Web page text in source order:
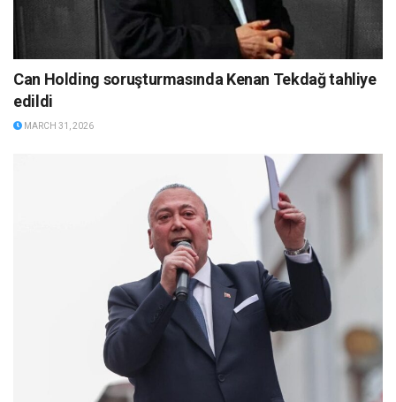
Can Holding soruşturmasında Kenan Tekdağ tahliye
edildi
MARCH 31, 2026